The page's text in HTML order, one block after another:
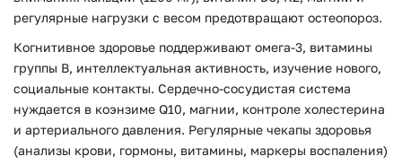
регулярные нагрузки с весом предотвращают остеопороз.
Когнитивное здоровье поддерживают омега-3, витамины
группы B, интеллектуальная активность, изучение нового,
социальные контакты. Сердечно-сосудистая система
нуждается в коэнзиме Q10, магнии, контроле холестерина
и артериального давления. Регулярные чекапы здоровья
(анализы крови, гормоны, витамины, маркеры воспаления)